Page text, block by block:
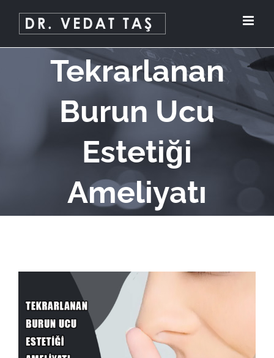
content
Tekrarlanan
Burun Ucu
Estetiği
Ameliyatı
Larger
Image